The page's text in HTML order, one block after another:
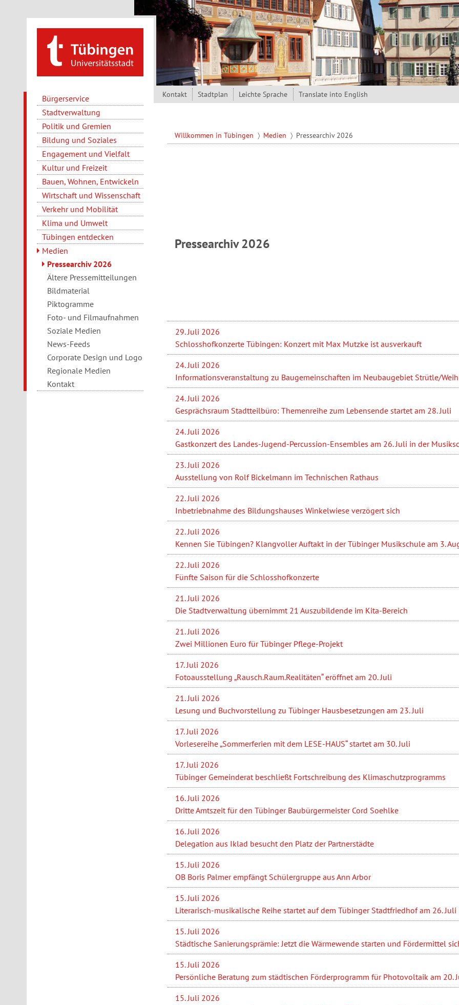
Bürgerservice
Stadtverwaltung
Politik und Gremien
Bildung und Soziales
Engagement und Vielfalt
Kultur und Freizeit
Bauen, Wohnen, Entwickeln
Wirtschaft und Wissenschaft
Verkehr und Mobilität
Klima und Umwelt
Tübingen entdecken
Medien
Pressearchiv 2026
Ältere Pressemitteilungen
Bildmaterial
Piktogramme
Foto- und Filmaufnahmen
Soziale Medien
News-Feeds
Corporate Design und Logo
Regionale Medien
Kontakt
Kontakt Stadtplan Leichte Sprache Translate into English
Willkommen in Tübingen Medien Pressearchiv 2026
Pressearchiv 2026
29. Juli 2026
Schlosshofkonzerte Tübingen: Konzert mit Max Mutzke ist ausverkauft
24. Juli 2026
Informationsveranstaltung zu Baugemeinschaften im Neubaugebiet Strütle/
24. Juli 2026
Gesprächsraum Stadtteilbüro: Themenreihe zum Lebensende startet am 28. Juli
24. Juli 2026
Gastkonzert des Landes-Jugend-Percussion-Ensembles am 26. Juli in der
23. Juli 2026
Ausstellung von Rolf Bickelmann im Technischen Rathaus
22. Juli 2026
Inbetriebnahme des Bildungshauses Winkelwiese verzögert sich
22. Juli 2026
Kennen Sie Tübingen? Klangvoller Auftakt in der Tübinger Musikschule am 3.
22. Juli 2026
Fünfte Saison für die Schlosshofkonzerte
21. Juli 2026
Die Stadtverwaltung übernimmt 21 Auszubildende im Kita-Bereich
21. Juli 2026
Zwei Millionen Euro für Tübinger Pflege-Projekt
17. Juli 2026
Fotoausstellung „Rausch.Raum.Realitäten“ eröffnet am 20. Juli
21. Juli 2026
Lesung und Buchvorstellung zu Tübinger Hausbesetzungen am 23. Juli
17. Juli 2026
Vorlesereihe „Sommerferien mit dem LESE-HAUS“ startet am 30. Juli
17. Juli 2026
Tübinger Gemeinderat beschließt Fortschreibung des Klimaschutzprogramms
16. Juli 2026
Dritte Amtszeit für den Tübinger Baubürgermeister Cord Soehlke
16. Juli 2026
Delegation aus Iklad besucht den Platz der Partnerstädte
15. Juli 2026
OB Boris Palmer empfängt Schülergruppe aus Ann Arbor
15. Juli 2026
Literarisch-musikalische Reihe startet auf dem Tübinger Stadtfriedhof am 26. Juli
15. Juli 2026
Städtische Sanierungsprämie: Jetzt die Wärmewende starten und Fördermittel
15. Juli 2026
Persönliche Beratung zum städtischen Förderprogramm für Photovoltaik am 20.
15. Juli 2026